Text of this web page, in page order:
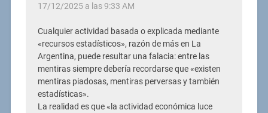
17/12/2025 a las 9:33 AM
Cualquier actividad basada o explicada mediante
«recursos estadísticos», razón de más en La
Argentina, puede resultar una falacia: entre las
mentiras siempre debería recordarse que «existen
mentiras piadosas, mentiras perversas y también
estadísticas».
La realidad es que «la actividad económica luce